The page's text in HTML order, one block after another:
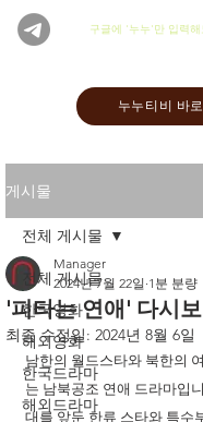
구글에 '누누'만 입력해
누누티비 바
게시물
전체 게시물
한국영화
해외영화
한국드라마
해외드라마
전체 게시물
'피타는 연애' 다시
Manager
2024년 7월 22일 1분 분량
최종 수정일: 2024년 8월 6일
남한의 월드스타와 북한의
는 남북공조 연애 드라마입
대를 앞둔 한류 스타와 특수